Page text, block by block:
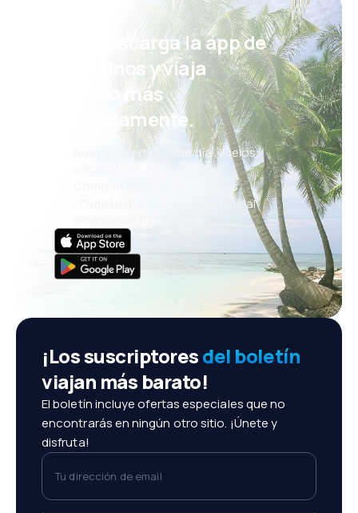
¡Eh! Descarga la app de
eDestinos y viaja
incluso más
cómodamente.
Nuevas ofertas cada día: vuelos,
vacaciones, escapadas
Cómoda gestión de reservas
¡Todo lo que importa, siempre al
¡Los suscriptoresdel boletín
viajan más barato!
El boletín incluye ofertas especiales que no
encontrarás en ningún otro sitio. ¡Únete y
disfruta!
Tu dirección de email